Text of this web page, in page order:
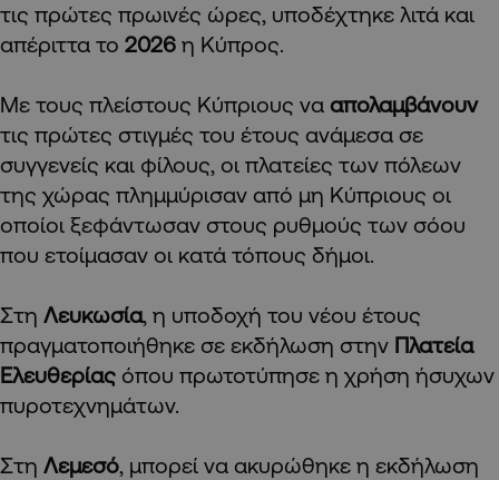
τις πρώτες πρωινές ώρες, υποδέχτηκε λιτά και
απέριττα το 2026 η Κύπρος.
Με τους πλείστους Κύπριους να απολαμβάνουν
τις πρώτες στιγμές του έτους ανάμεσα σε
συγγενείς και φίλους, οι πλατείες των πόλεων
της χώρας πλημμύρισαν από μη Κύπριους οι
οποίοι ξεφάντωσαν στους ρυθμούς των σόου
που ετοίμασαν οι κατά τόπους δήμοι.
Στη Λευκωσία, η υποδοχή του νέου έτους
πραγματοποιήθηκε σε εκδήλωση στην Πλατεία
Ελευθερίας όπου πρωτοτύπησε η χρήση ήσυχων
πυροτεχνημάτων.
Στη Λεμεσό, μπορεί να ακυρώθηκε η εκδήλωση